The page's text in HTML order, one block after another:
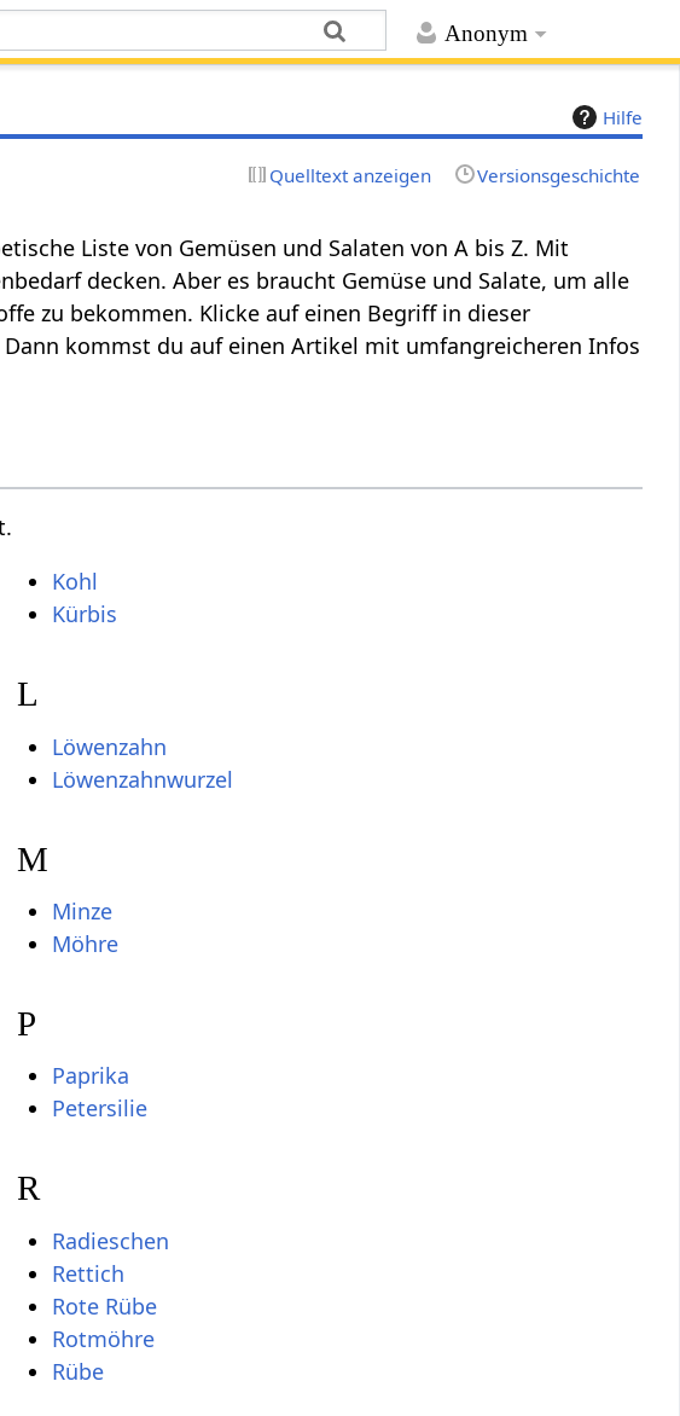
Anonym
Hilfe
Quelltext anzeigen Versionsgeschichte
Liste von Gemüsen und Salaten von A bis Z. Mit
decken. Aber es braucht Gemüse und Salate, um alle
zu bekommen. Klicke auf einen Begriff in dieser
kommst du auf einen Artikel mit umfangreicheren Infos
Kohl
Kürbis
L
Löwenzahn
Löwenzahnwurzel
M
Minze
Möhre
P
Paprika
Petersilie
R
Radieschen
Rettich
Rote Rübe
Rotmöhre
Rübe